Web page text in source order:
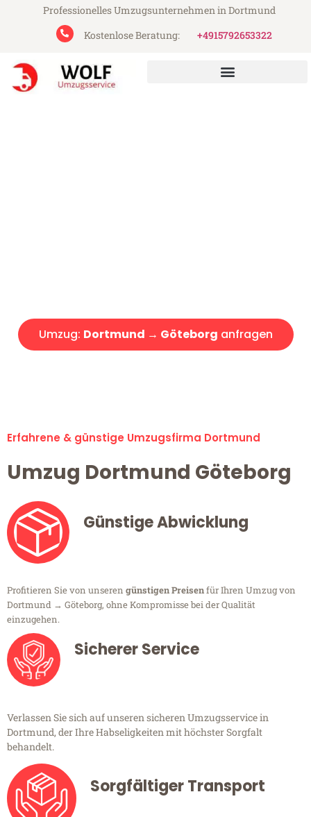
Professionelles Umzugsunternehmen in Dortmund
Kostenlose Beratung:
+4915792653322
Umzug: Dortmund → Göteborg anfragen
Erfahrene & günstige Umzugsfirma Dortmund
Umzug Dortmund Göteborg
Günstige Abwicklung
Profitieren Sie von unseren günstigen Preisenfür Ihren Umzug von
Dortmund → Göteborg, ohne Kompromisse bei der Qualität
einzugehen.
Sicherer Service
Verlassen Sie sich auf unseren sicheren Umzugsservice in
Dortmund, der Ihre Habseligkeiten mit höchster Sorgfalt
behandelt.
Sorgfältiger Transport